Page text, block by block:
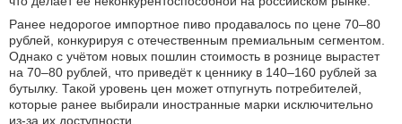
Ранее недорогое импортное пиво продавалось по цене 70–80
рублей, конкурируя с отечественным премиальным сегментом.
Однако с учётом новых пошлин стоимость в рознице вырастет
на 70–80 рублей, что приведёт к ценнику в 140–160 рублей за
бутылку. Такой уровень цен может отпугнуть потребителей,
которые ранее выбирали иностранные марки исключительно
из-за их доступности.